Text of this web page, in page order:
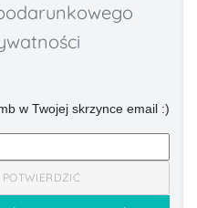
w Twojej skrzynce email :)